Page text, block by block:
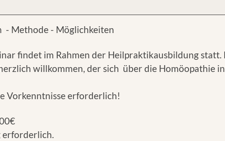
- Methode - Möglichkeiten
findet im Rahmen der Heilpraktikausbildung statt.
willkommen, der sich über die Homöopathie
Vorkenntnisse erforderlich!
erforderlich.